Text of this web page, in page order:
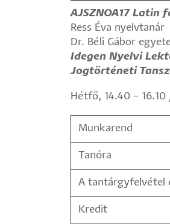
AJSZNOA17
Ress Éva nyelvtanár
Dr. Béli Gábor
Idegen Nyelvi
Jogtörténeti
Hétfő, 14.40 – 16.10
Munkarend
Tanóra
A tantárgyfelvétel
Kredit